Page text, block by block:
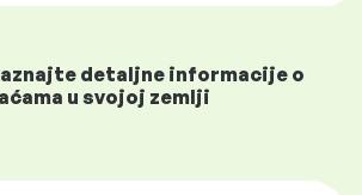
detaljne informacije o
u svojoj zemlji